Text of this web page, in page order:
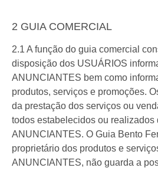
2 GUIA COMERCIAL
2.1 A função do guia comercial
disposição dos USUÁRIOS
ANUNCIANTES bem como
produtos, serviços e promoções.
da prestação dos serviços ou
todos estabelecidos ou realizados
ANUNCIANTES. O Guia Bento
proprietário dos produtos e
ANUNCIANTES, não guarda a